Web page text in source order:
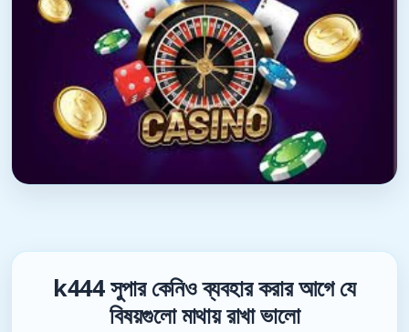
k444 সুপার কেনিও ব্যবহার করার আগে যে
বিষয়গুলো মাথায় রাখা ভালো